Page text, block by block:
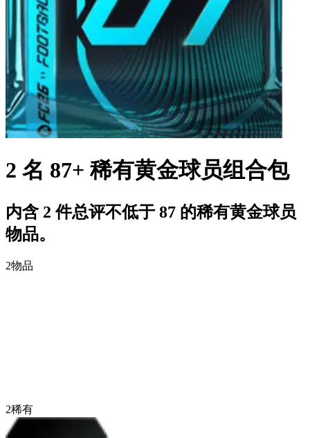
2 名 87+ 稀有黄金球员组合包
内含 2 件总评不低于 87 的稀有黄金球员
物品。
2物品
2稀有